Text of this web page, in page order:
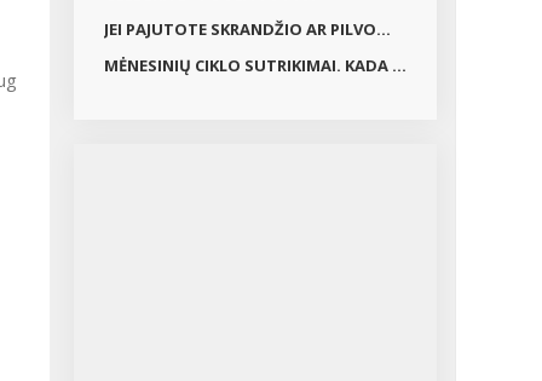
JEI PAJUTOTE SKRANDŽIO AR PILVO...
MĖNESINIŲ CIKLO SUTRIKIMAI. KADA ...